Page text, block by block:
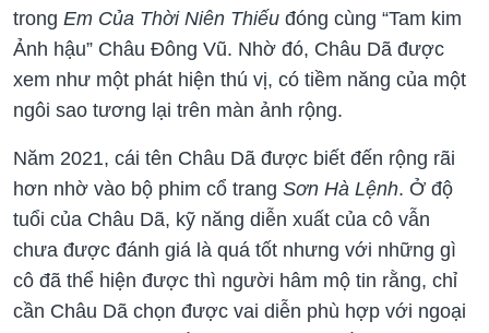
trong Em Của Thời Niên Thiếu đóng cùng “Tam kim
Ảnh hậu” Châu Đông Vũ. Nhờ đó, Châu Dã được
xem như một phát hiện thú vị, có tiềm năng của một
ngôi sao tương lại trên màn ảnh rộng.
Năm 2021, cái tên Châu Dã được biết đến rộng rãi
hơn nhờ vào bộ phim cổ trang Sơn Hà Lệnh. Ở độ
tuổi của Châu Dã, kỹ năng diễn xuất của cô vẫn
chưa được đánh giá là quá tốt nhưng với những gì
cô đã thể hiện được thì người hâm mộ tin rằng, chỉ
cần Châu Dã chọn được vai diễn phù hợp với ngoại